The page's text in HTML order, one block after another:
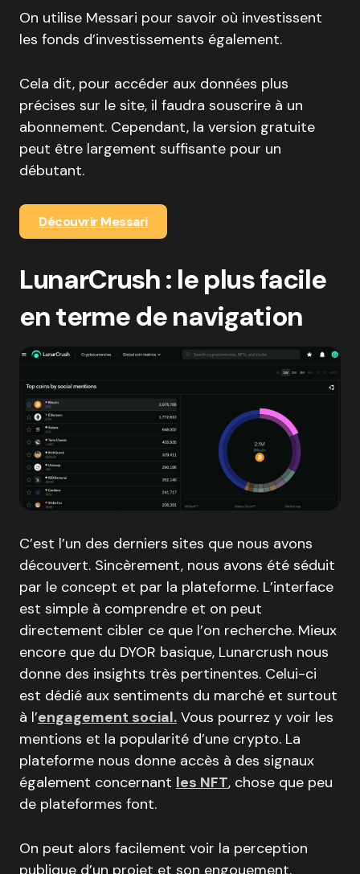
On utilise Messari pour savoir où investissent
les fonds d’investissements également.
Cela dit, pour accéder aux données plus
précises sur le site, il faudra souscrire à un
abonnement. Cependant, la version gratuite
peut être largement suffisante pour un
débutant.
Découvrir Messari
LunarCrush : le plus facile
en terme de navigation
C’est l’un des derniers sites que nous avons
découvert. Sincèrement, nous avons été séduit
par le concept et par la plateforme. L’interface
est simple à comprendre et on peut
directement cibler ce que l’on recherche. Mieux
encore que du DYOR basique, Lunarcrush nous
donne des insights très pertinentes. Celui-ci
est dédié aux sentiments du marché et surtout
à l’engagement social. Vous pourrez y voir les
mentions et la popularité d’une crypto. La
plateforme nous donne accès à des signaux
également concernant les NFT, chose que peu
de plateformes font.
On peut alors facilement voir la perception
publique d’un projet et son engouement.